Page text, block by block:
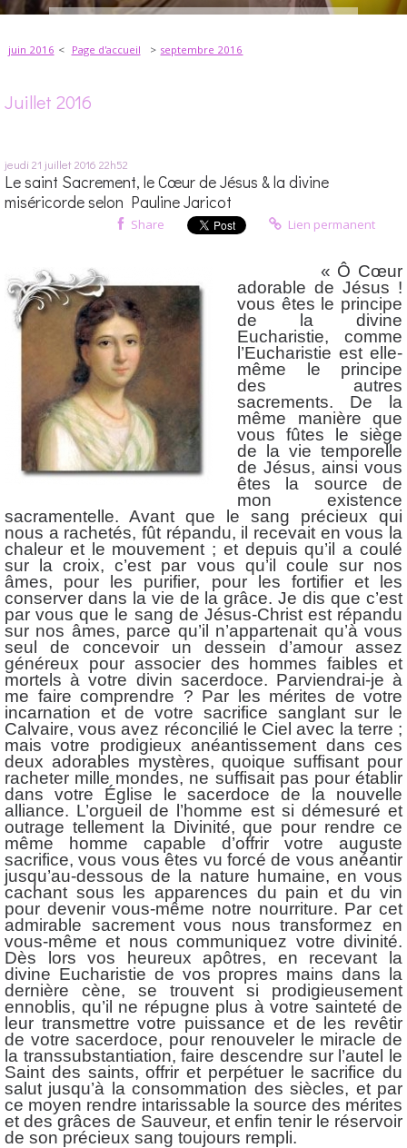
juin 2016 Page d'accueil septembre 2016
Juillet 2016
jeudi 21 juillet 2016 22h52
Le saint Sacrement, le Cœur de Jésus & la divine
miséricorde selon Pauline Jaricot
Share Lien permanent
« Ô Cœur
adorable de Jésus !
vous êtes le principe
de la divine
Eucharistie, comme
l’Eucharistie est elle-
même le principe
des autres
sacrements. De la
même manière que
vous fûtes le siège
de la vie temporelle
de Jésus, ainsi vous
êtes la source de
mon existence
sacramentelle. Avant que le sang précieux qui
nous a rachetés, fût répandu, il recevait en vous la
chaleur et le mouvement ; et depuis qu’il a coulé
sur la croix, c’est par vous qu’il coule sur nos
âmes, pour les purifier, pour les fortifier et les
conserver dans la vie de la grâce. Je dis que c’est
par vous que le sang de Jésus-Christ est répandu
sur nos âmes, parce qu’il n’appartenait qu’à vous
seul de concevoir un dessein d’amour assez
généreux pour associer des hommes faibles et
mortels à votre divin sacerdoce. Parviendrai-je à
me faire comprendre ? Par les mérites de votre
incarnation et de votre sacrifice sanglant sur le
Calvaire, vous avez réconcilié le Ciel avec la terre ;
mais votre prodigieux anéantissement dans ces
deux adorables mystères, quoique suffisant pour
racheter mille mondes, ne suffisait pas pour établir
dans votre Église le sacerdoce de la nouvelle
alliance. L’orgueil de l’homme est si démesuré et
outrage tellement la Divinité, que pour rendre ce
même homme capable d’offrir votre auguste
sacrifice, vous vous êtes vu forcé de vous anéantir
jusqu’au-dessous de la nature humaine, en vous
cachant sous les apparences du pain et du vin
pour devenir vous-même notre nourriture. Par cet
admirable sacrement vous nous transformez en
vous-même et nous communiquez votre divinité.
Dès lors vos heureux apôtres, en recevant la
divine Eucharistie de vos propres mains dans la
dernière cène, se trouvent si prodigieusement
ennoblis, qu’il ne répugne plus à votre sainteté de
leur transmettre votre puissance et de les revêtir
de votre sacerdoce, pour renouveler le miracle de
la transsubstantiation, faire descendre sur l’autel le
Saint des saints, offrir et perpétuer le sacrifice du
salut jusqu’à la consommation des siècles, et par
ce moyen rendre intarissable la source des mérites
et des grâces de Sauveur, et enfin tenir le réservoir
de son précieux sang toujours rempli.